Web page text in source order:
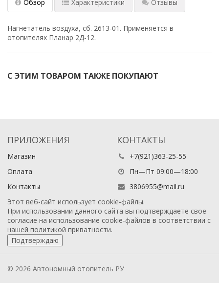
Обзор Характеристики Отзывы
Нагнетатель воздуха, сб. 2613-01. Применяется в
отопителях Планар 2Д-12.
С ЭТИМ ТОВАРОМ ТАКЖЕ ПОКУПАЮТ
1 200₽
0
ПРИЛОЖЕНИЯ
Магазин
Оплата
Контакты
КОНТАКТЫ
+7(921)363-25-55
Пн—Пт 09:00—18:00
3806955@mail.ru
Этот веб-сайт использует cookie-файлы.
При использовании данного сайта вы подтверждаете свое
согласие на использование cookie-файлов в соответствии с
нашей политикой приватности.
Подтверждаю
© 2026 Автономный отопитель РУ